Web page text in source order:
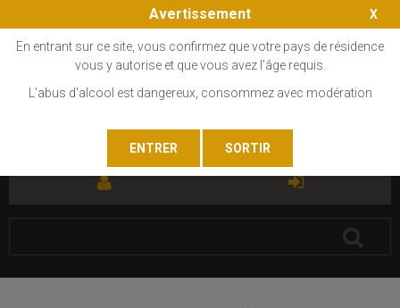
Avertissement
En entrant sur ce site, vous confirmez que votre pays de résidence
vous y autorise et que vous avez l'âge requis.
L'abus d'alcool est dangereux, consommez avec modération